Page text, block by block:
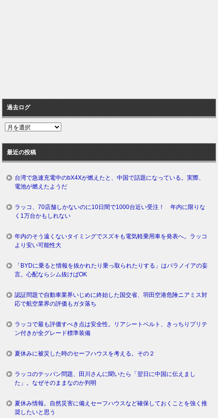
過去ログ
過
ロ
グ
最近の投稿
台湾で急速充電中のbX4Xが燃えたと、中国で話題になっている。実際、
電池が燃えたようだ
ラッコ、70店舗しかないのに10日間で1000台近い受注！ 年内に限りな
く1万台かもしれない
年内のそう遠くないタイミングでスズキも電気軽乗用車を発表へ。ラッコ
より安い可能性大
「BYDに乗ると情報を抜かれたり乗っ取られたりする」はパラノイアの妄
言。心配ならシム抜けばOK
認証問題で自動車業界いじめに終始した国交省、羽田空港危険ニアミス対
応で航空業界の評価もガタ落ち
ラッコで最も評価すべき点は安全性。リアシートベルト、きっちりプリテ
ン付きが全グレード標準装備
夏休みに被災した時のセーフハウスを考える。その２
ラッコのテッパン問題、田川さんに聞いたら「翌日に中国に伝えまし
た」。なぜそのままなのか判明
夏休み情報。自然災害に備えセーフハウスなど確保しておくことを強く推
奨したいと思う